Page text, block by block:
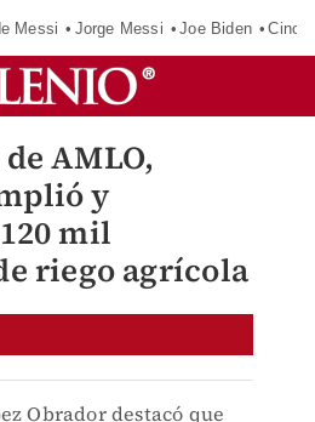
Messi Jorge Messi Joe Biden
AMLO,
y
mil
riego agrícola
Obrador destacó que